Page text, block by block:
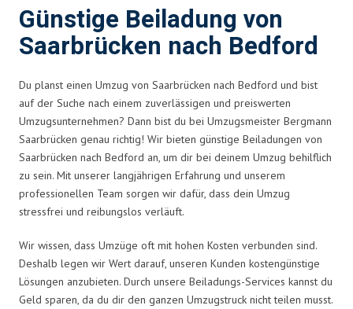
Günstige Beiladung von
Saarbrücken nach Bedford
Du planst einen Umzug von Saarbrücken nach Bedford und bist
auf der Suche nach einem zuverlässigen und preiswerten
Umzugsunternehmen? Dann bist du bei Umzugsmeister Bergmann
Saarbrücken genau richtig! Wir bieten günstige Beiladungen von
Saarbrücken nach Bedford an, um dir bei deinem Umzug behilflich
zu sein. Mit unserer langjährigen Erfahrung und unserem
professionellen Team sorgen wir dafür, dass dein Umzug
stressfrei und reibungslos verläuft.
Wir wissen, dass Umzüge oft mit hohen Kosten verbunden sind.
Deshalb legen wir Wert darauf, unseren Kunden kostengünstige
Lösungen anzubieten. Durch unsere Beiladungs-Services kannst du
Geld sparen, da du dir den ganzen Umzugstruck nicht teilen musst.